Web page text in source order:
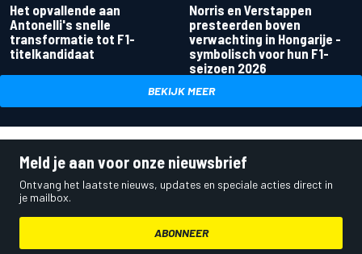
Het opvallende aan
Antonelli's snelle
transformatie tot F1-
titelkandidaat
Norris en Verstappen
presteerden boven
verwachting in Hongarije -
symbolisch voor hun F1-
seizoen 2026
BEKIJK MEER
Meld je aan voor onze nieuwsbrief
Ontvang het laatste nieuws, updates en speciale acties direct in
je mailbox.
ABONNEER